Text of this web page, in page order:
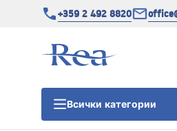
+359 2 492 8820
Всички категории